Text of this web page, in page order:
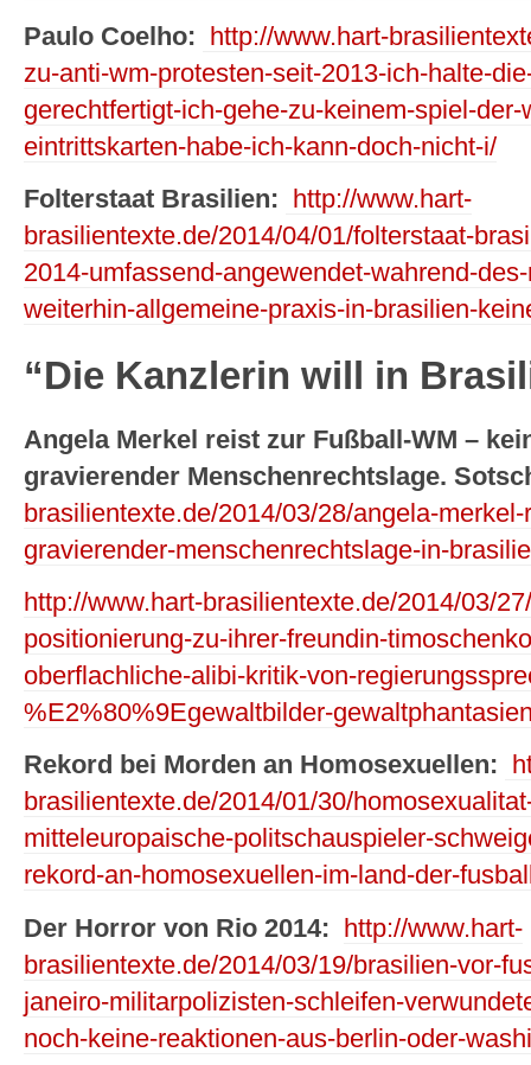
Paulo Coelho:
http://www.hart-
zu-anti-wm-protesten-seit-2013-ich-halte-
gerechtfertigt-ich-gehe-zu-keinem-spiel-
eintrittskarten-habe-ich-kann-doch-nicht-i/
Folterstaat Brasilien:
http://www.hart-
brasilientexte.de/2014/04/01/folterstaat-
2014-umfassend-angewendet-wahrend-
weiterhin-allgemeine-praxis-in-brasilien-
“Die Kanzlerin will in
Angela Merkel reist zur Fußball-WM –
gravierender Menschenrechtslage.
brasilientexte.de/2014/03/28/angela-
gravierender-menschenrechtslage-in-
http://www.hart-brasilientexte.de/2014/03/
positionierung-zu-ihrer-freundin-
oberflachliche-alibi-kritik-von-
%E2%80%9Egewaltbilder-
Rekord bei Morden an Homosexuellen:
brasilientexte.de/2014/01/30/
mitteleuropaische-politschauspieler-
rekord-an-homosexuellen-im-land-der-
Der Horror von Rio 2014:
http://www.hart-
brasilientexte.de/2014/03/19/brasilien-vor-
janeiro-militarpolizisten-schleifen-
noch-keine-reaktionen-aus-berlin-oder-